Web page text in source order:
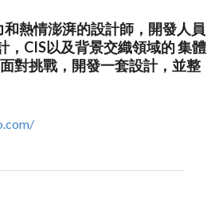
熱情澎湃的設計師，開發人員
CIS以及背景交織領域的 集體
對挑戰，開發一套設計，並整